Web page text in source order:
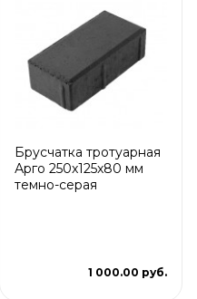
Брусчатка тротуарная
Арго 250x125x80 мм
темно-серая
1 000.00 руб.